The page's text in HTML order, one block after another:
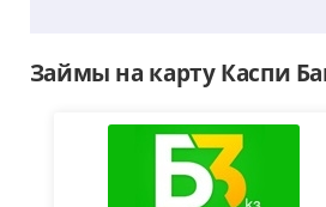
Кентау
Займы на карту Каспи